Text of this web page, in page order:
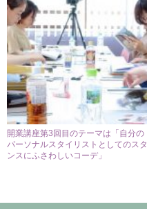
開業講座第3回目のテーマは「自分の
パーソナルスタイリストとしてのスタ
ンスにふさわしいコーデ」